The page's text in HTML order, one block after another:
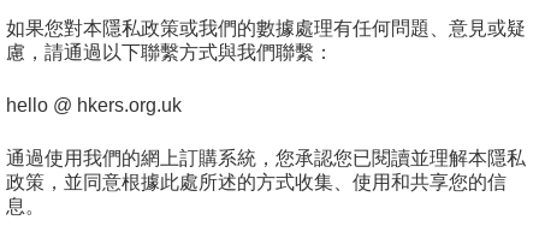
如果您對本隱私政策或我們的數據處理有任何問題、意見或疑
慮，請通過以下聯繫方式與我們聯繫：
hello @ hkers.org.uk
通過使用我們的網上訂購系統，您承認您已閱讀並理解本隱私
政策，並同意根據此處所述的方式收集、使用和共享您的信
息。